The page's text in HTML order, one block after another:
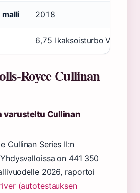
malli 2018
6,75 l kaksoisturbo V12
Royce Cullinan
varusteltu Cullinan
Cullinan Series II:n
on 441 350
2026, raportoi
(autotestauksen